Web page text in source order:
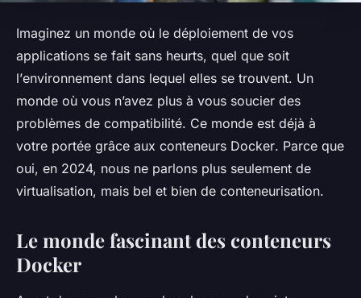
Imaginez un monde où le déploiement de vos
applications se fait sans heurts, quel que soit
l’environnement dans lequel elles se trouvent. Un
monde où vous n’avez plus à vous soucier des
problèmes de compatibilité. Ce monde est déjà à
votre portée grâce aux conteneurs Docker. Parce que
oui, en 2024, nous ne parlons plus seulement de
virtualisation, mais bel et bien de conteneurisation.
Le monde fascinant des conteneurs
Docker